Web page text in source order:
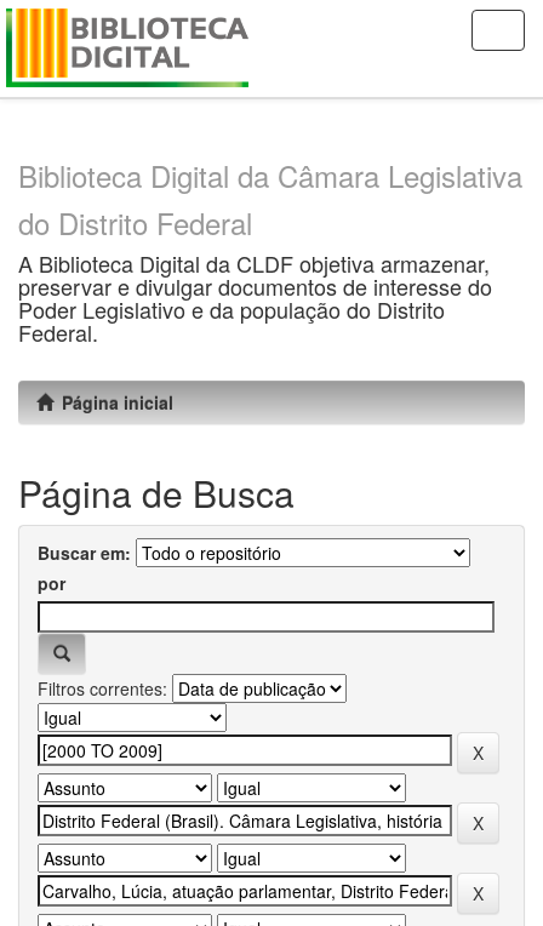
Skip
Biblioteca Digital da Câmara Legislativa
do Distrito Federal
A Biblioteca Digital da CLDF objetiva armazenar,
preservar e divulgar documentos de interesse do
Poder Legislativo e da população do Distrito
Federal.
Página inicial
Página de Busca
Buscar em:
por
Filtros correntes: